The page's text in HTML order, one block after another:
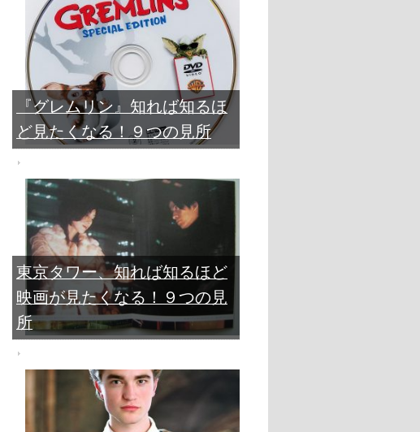
『グレムリン』知れば知るほ
ど見たくなる！９つの見所
東京タワー、知れば知るほど
映画が見たくなる！９つの見
所